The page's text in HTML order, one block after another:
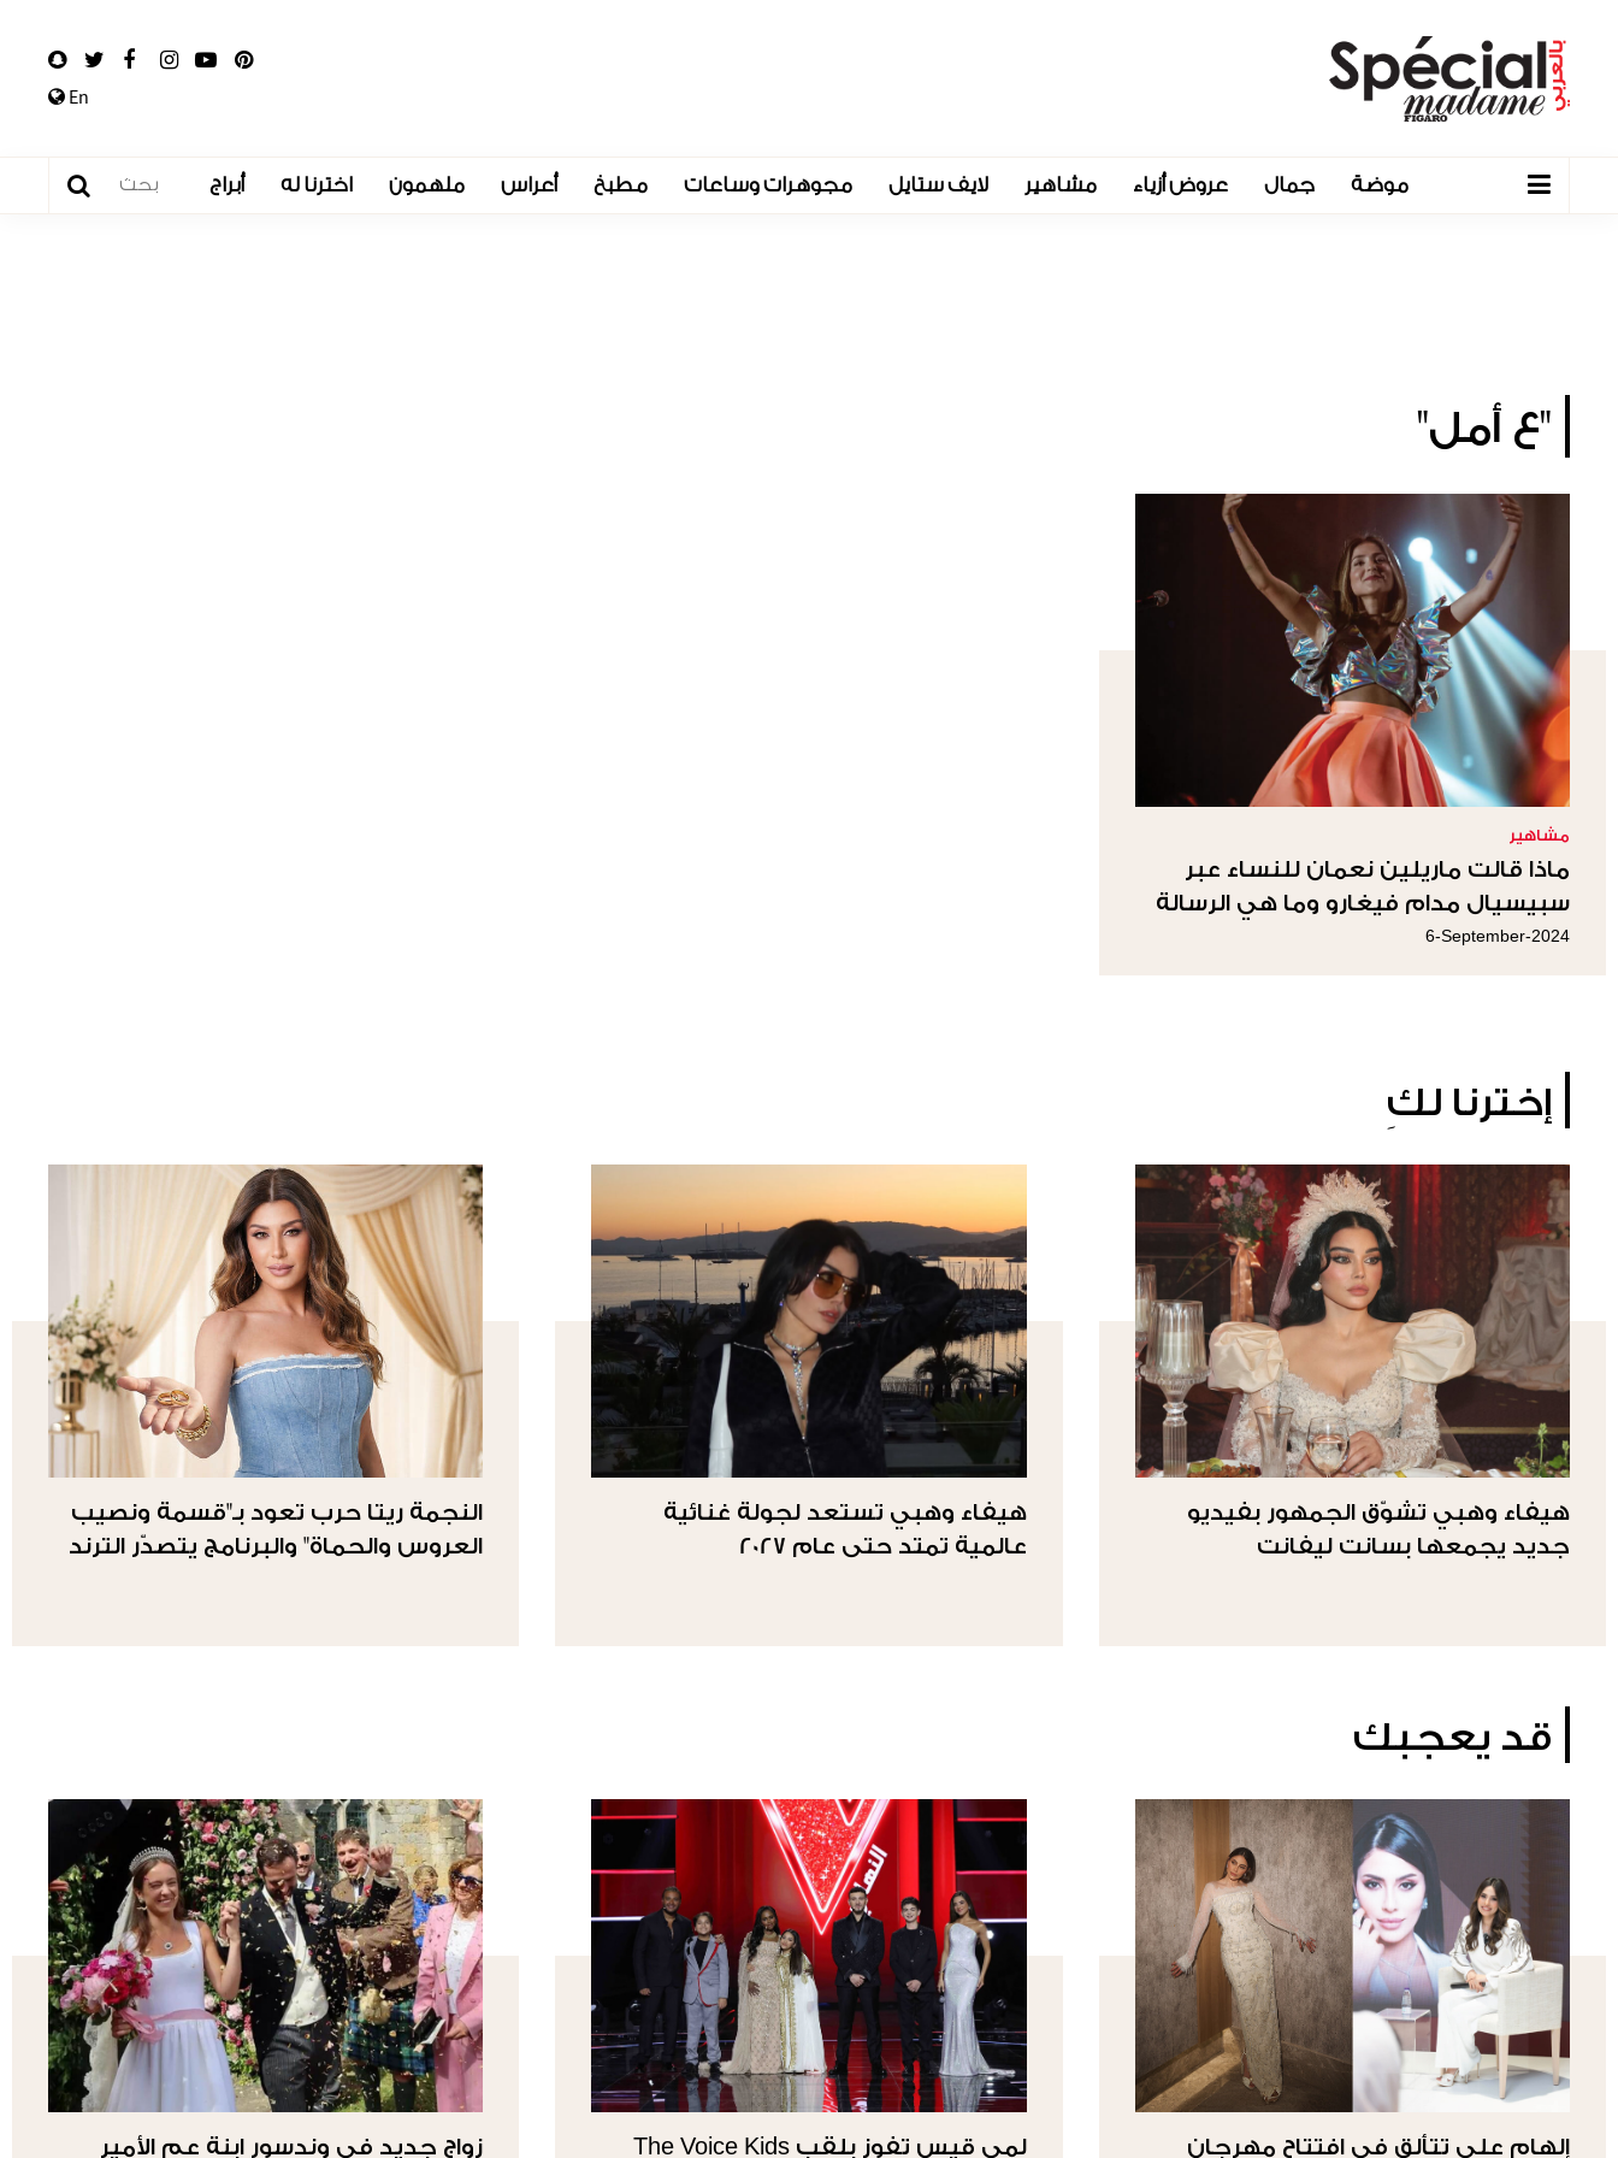
En
موضة جمال عروض أزياء مشاهير لايف ستايل مجوهرات وساعات مطبخ أعراس ملهمون اخترنا له أبراج
"ع أمل"
مشاهير
ماذا قالت ماريلين نعمان للنساء عبر
سبيسيال مدام فيغارو وما هي الرسالة
التي وجهتها
6-September-2024
إخترنا لكِ
هيفاء وهبي تشوّق الجمهور بفيديو
جديد يجمعها بسانت ليفانت
هيفاء وهبي تستعد لجولة غنائية
عالمية تمتد حتى عام 2027
النجمة ريتا حرب تعود بـ"قسمة ونصيب
العروس والحماة" والبرنامج يتصدّر الترند
قد يعجبك
إلهام علي تتألق في افتتاح مهرجان لمى قيس تفوز بلقب The Voice Kids زواج جديد في وندسور ابنة عم الأمير